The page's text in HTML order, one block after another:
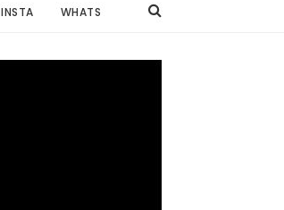
INSTA WHATS